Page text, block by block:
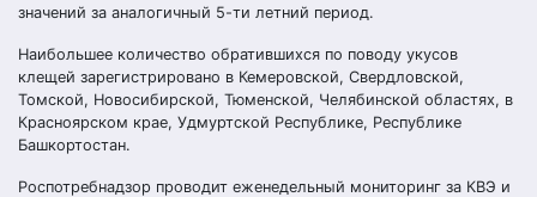
значений за аналогичный 5-ти летний период.
Наибольшее количество обратившихся по поводу укусов
клещей зарегистрировано в Кемеровской, Свердловской,
Томской, Новосибирской, Тюменской, Челябинской областях, в
Красноярском крае, Удмуртской Республике, Республике
Башкортостан.
Роспотребнадзор проводит еженедельный мониторинг за КВЭ и